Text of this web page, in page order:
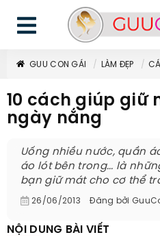
GUU CON GÁI LÀM ĐẸP
10 cách giúp giữ
ngày nắng
Uống nhiều nước, quần
áo lót bên trong... là
bạn giữ mát cho cơ thể
26/06/2013 Đăng bởi
NỘI DUNG BÀI VIẾT